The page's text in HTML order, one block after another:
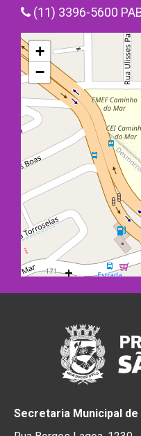
(11) 3396-5600
+
−
Secretaria Municipal de